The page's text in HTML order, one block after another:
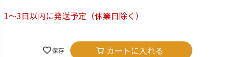
1～3日以内に発送予定 （休業日除く）
カートに入れる